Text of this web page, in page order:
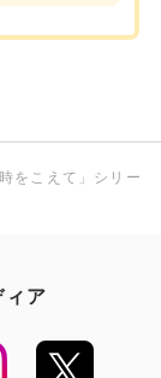
時をこえて」シリー
ィア